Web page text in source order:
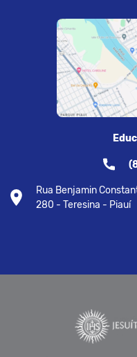
Rua Benjamin
280 - Teresina - Piauí